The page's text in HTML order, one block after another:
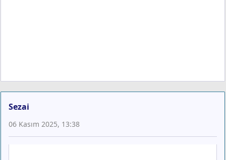
Sezai
06 Kasım 2025, 13:38